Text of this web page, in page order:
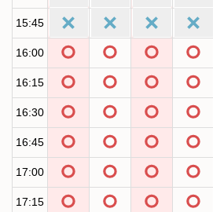
15:45
16:00
16:15
16:30
16:45
17:00
17:15